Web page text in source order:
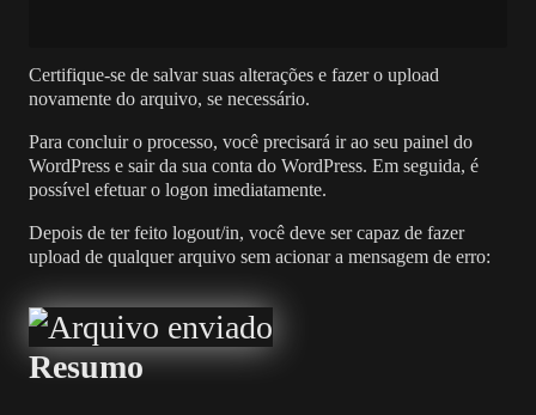
Certifique-se de salvar suas alterações e fazer o upload
novamente do arquivo, se necessário.
Para concluir o processo, você precisará ir ao seu painel do
WordPress e sair da sua conta do WordPress. Em seguida, é
possível efetuar o logon imediatamente.
Depois de ter feito logout/in, você deve ser capaz de fazer
upload de qualquer arquivo sem acionar a mensagem de erro:
Resumo